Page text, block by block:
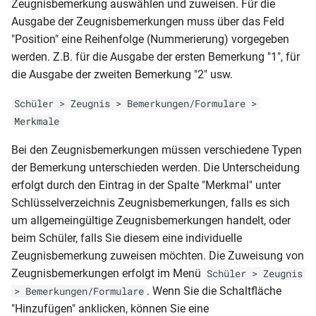
MVP-GY-AZ (Wahlpflicht
allgemein)
MVP-GY-HJZ
MVP-GY-HJZ (Seite 2 mit
Noten)
MVP-GY-JZ (Seite 1
Lernentwicklungsbericht)
MVP-GY-JZ (Seite 2 mit
Noten)
MVP-GY-JZ (Wahlpflicht 1. u.
2. HJ)
MVP-GY-JZ (Wahlpflicht
NRW-GY
(Laufbahnbescheinigung)
NRW-GY-ABI (Anlage 12)
NRW-GY-ABI
NRW-GY-AS (Variante 2)
NRW-GY-AZ (Jahrgangsstufe
11)
NRW-GY-AZ (Klasse 9-10)
NRW-GY-HJZ (Klasse 5-8)
RLP-GY-HJZ 11-2
RLP-GY-HJZ 11-1
RLP-GY-HJZ (2spaltig ohne
FSP)
RLP-GY-HJZ (2spaltig mit
FSP)
RLP-GY-FHReife
(Jahrgangstufe 11-13)
RLP-GY-AZ (2016)
Prüflinge nach
Prüfungsfaechern)
Schüler-Abi (Antrag
mündliche Prüfung)
Schüler-
Schülerausweis (CR80)
Schülerausweis ABS (52 X
74)
Schülerausweis ABS
Schülerausweis BBS
Klassenliste Schüler-
Notenmatrix (mit
Fachniveau)
Notenmatrix (mit Fehltagen)
Notenmatrix (mit Verhalten
und Mitarbeit)
Klassenliste Teilzeit mit Kreis
Klassenliste Teilzeitklassen
Klassenliste Vollzeit mit Kreis
Klassenliste Vollzeitklassen
Zeugnisbemerkung auswählen und zuweisen. Für die
Ausgabe der Zeugnisbemerkungen muss über das Feld
"Position" eine Reihenfolge (Nummerierung) vorgegeben
werden. Z.B. für die Ausgabe der ersten Bemerkung "1", für
die Ausgabe der zweiten Bemerkung "2" usw.
Schüler > Zeugnis > Bemerkungen/Formulare >
Merkmale
Bei den Zeugnisbemerkungen müssen verschiedene Typen
der Bemerkung unterschieden werden. Die Unterscheidung
erfolgt durch den Eintrag in der Spalte "Merkmal" unter
Schlüsselverzeichnis Zeugnisbemerkungen, falls es sich
um allgemeingültige Zeugnisbemerkungen handelt, oder
beim Schüler, falls Sie diesem eine individuelle
Zeugnisbemerkung zuweisen möchten. Die Zuweisung von
Zeugnisbemerkungen erfolgt im Menü Schüler > Zeugnis
> Bemerkungen/Formulare . Wenn Sie die Schaltfläche
"Hinzufügen" anklicken, können Sie eine